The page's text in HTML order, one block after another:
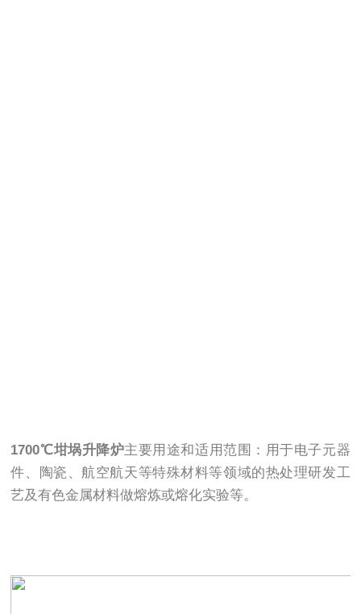
1700℃坩埚升降炉主要用途和适用范围：用于电子元器
件、陶瓷、航空航天等特殊材料等领域的热处理研发工
艺及有色金属材料做熔炼或熔化实验等。